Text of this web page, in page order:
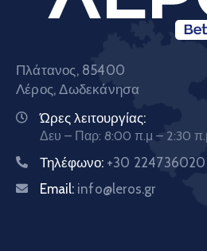
Πλάτανος, 85400
Λέρος, Δωδεκάνησα
Ώρες λειτουργίας:
Δευ – Παρ: 8:00 π.μ – 2:30
Τηλέφωνο: +30
Email: info@leros.gr